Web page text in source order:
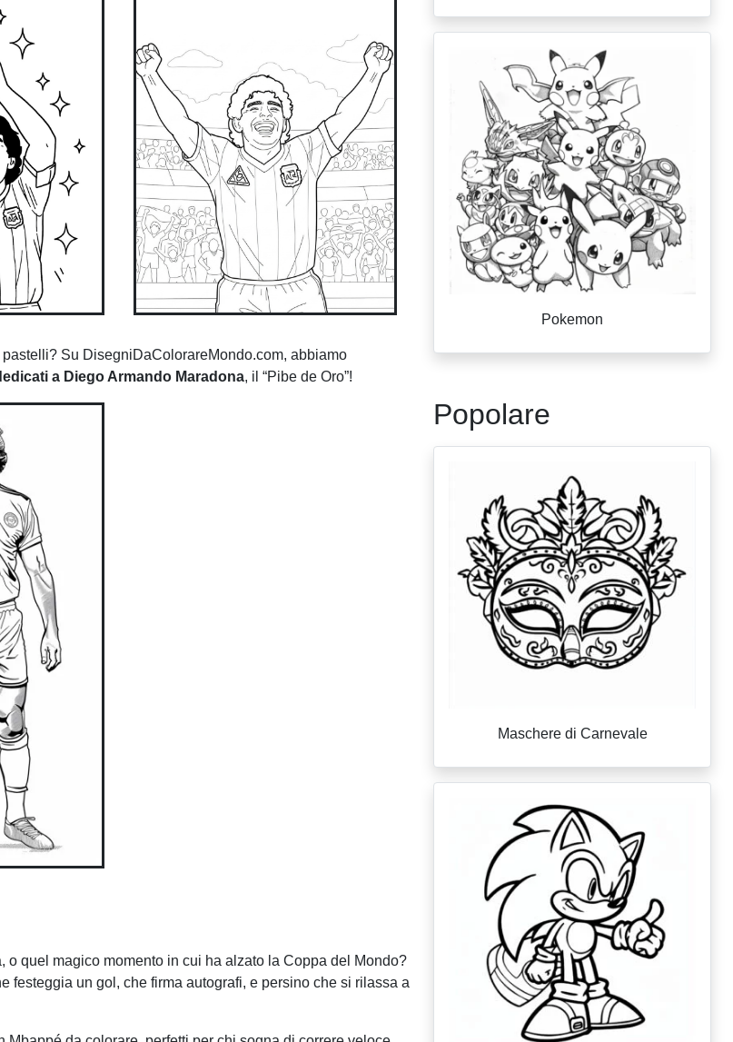
Su DisegniDaColorareMondo.com, abbiamo
a Diego Armando Maradona, il “Pibe de Oro”!
quel magico momento in cui ha alzato la Coppa del Mondo?
festeggia un gol, che firma autografi, e persino che si rilassa a
Pokemon
Popolare
Maschere di Carnevale